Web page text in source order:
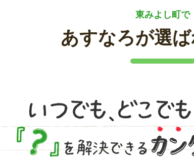
東みよし町で
あすなろが選